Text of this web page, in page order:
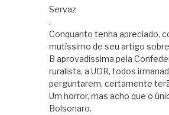
Servaz
.
Conquanto tenha apreciado,
mutíssimo de seu artigo sobre
B aprovadíssima pela
ruralista, a UDR, todos
perguntarem, certamente
Um horror, mas acho que o
Bolsonaro.